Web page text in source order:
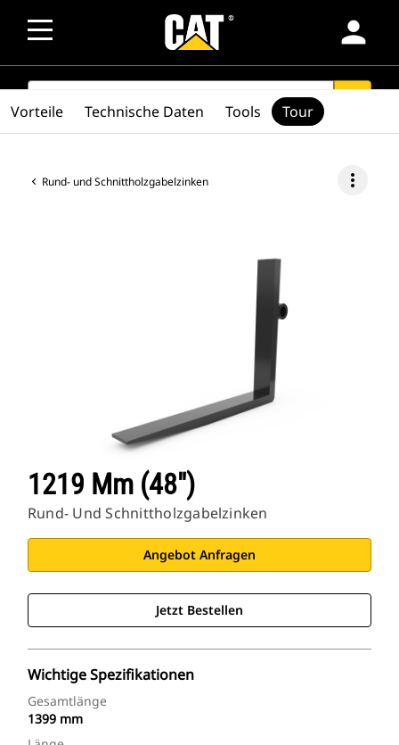
person
SEARCH
Rund- und Schnittholzgabelzinken more_vert
1219 Mm (48")
Rund- Und Schnittholzgabelzinken
Angebot Anfragen
Jetzt Bestellen
Wichtige Spezifikationen
Gesamtlänge
1399 mm
Vorteile Technische Daten Tools Tour